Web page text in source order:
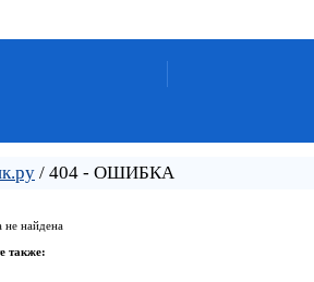
/ 404 - ОШИБКА
не найдена
также: